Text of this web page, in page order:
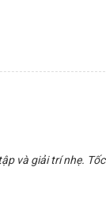
và giải trí nhẹ.